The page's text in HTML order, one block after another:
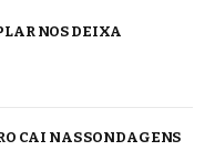
NOS DEIXA
CAI NAS SONDAGENS